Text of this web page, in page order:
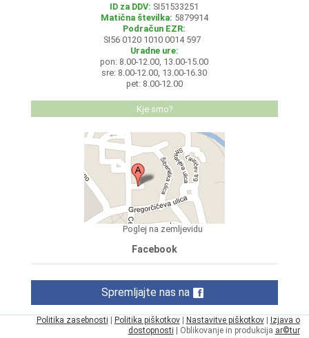
ID za DDV: SI51533251
Matična številka: 5879914
Podračun EZR:
SI56 0120 1010 0014 597
Uradne ure:
pon: 8.00-12.00, 13.00-15.00
sre: 8.00-12.00, 13.00-16.30
pet: 8.00-12.00
Kje smo?
Poglej na zemljevidu
Facebook
Spremljajte nas na
Politika zasebnosti | Politika piškotkov| Nastavitve piškotkov| Izjava o
dostopnosti | Oblikovanje in produkcija ar©tur